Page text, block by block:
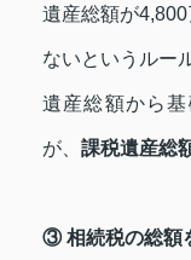
遺産総額が
ないというルー
遺産総額から
が、 課税遺産総
③ 相続税の総額